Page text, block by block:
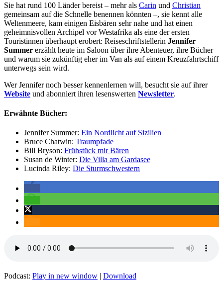
Sie hat rund 100 Länder bereist – mehr als Carin und Christian
gemeinsam auf die Schnelle benennen könnten –, sie kennt alle
Weltenmeere, kam einigen Eisbären sehr nahe und hat einen
geheimnisvollen Archipel vor Westafrika als eine der ersten
Touristinnen überhaupt erobert: Reiseschriftstellerin Jennifer
Summer erzählt heute im Saloon über ihre Abenteuer, ihre Bücher
und warum sie zukünftig eher im Van als auf einem Kreuzfahrtschiff
unterwegs sein wird.
Wer Jennifer noch besser kennenlernen will, besucht sie auf ihrer
Website und abonniert ihren lesenswerten Newsletter.
Erwähnte Bücher:
Jennifer Summer: Ein Nordlicht auf Sizilien
Bruce Chatwin: Traumpfade
Bill Bryson: Frühstück mir Bären
Susan de Winter: Die Villa am Gardasee
Lucinda Riley: Die Sturmschwestern
Podcast: Play in new window | Download